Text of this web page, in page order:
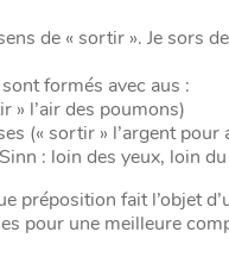
de « sortir ». Je sors
formés avec aus :
» l’air des poumons)
(« sortir » l’argent pour
: loin des yeux, loin
préposition fait l’objet
pour une meilleure